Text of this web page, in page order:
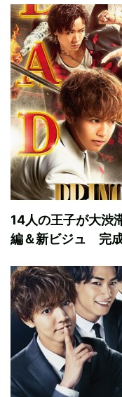
14人の王子が大渋
編＆新ビジュ 完